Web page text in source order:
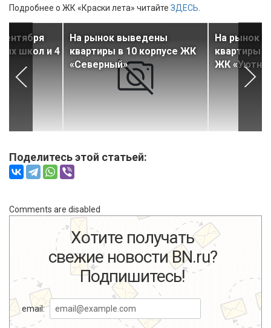
Подробнее о ЖК «Краски лета» читайте ЗДЕСЬ
школ и 4
На рынок выведены
квартиры в 10 корпусе ЖК
«Северный»
На рынок
квартиры
ЖК
Поделитесь этой статьей:
Comments are disabled
Хотите получать
свежие новости BN.ru?
Подпишитесь!
email: